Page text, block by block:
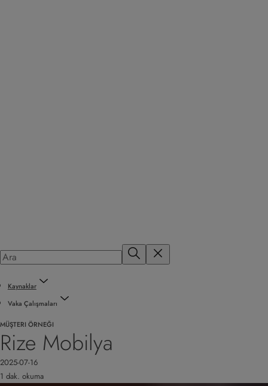
Kaynaklar
Vaka Çalışmaları
MÜŞTERI ÖRNEĞI
Rize Mobilya
2025-07-16
1 dak. okuma